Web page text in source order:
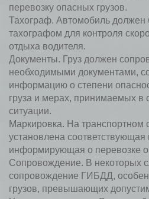
перевозку опасных грузов.
Тахограф. Автомобиль должен
тахографом для контроля
отдыха водителя.
Документы. Груз должен
необходимыми документами,
информацию о степени
груза и мерах, принимаемых в
ситуации.
Маркировка. На транспортном
установлена соответствующая
информирующая о перевозке
Сопровождение. В некоторых
сопровождение ГИБДД,
грузов, превышающих